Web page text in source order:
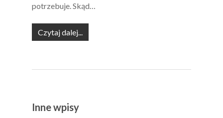
potrzebuje. Skąd…
Czytaj dalej...
Inne wpisy